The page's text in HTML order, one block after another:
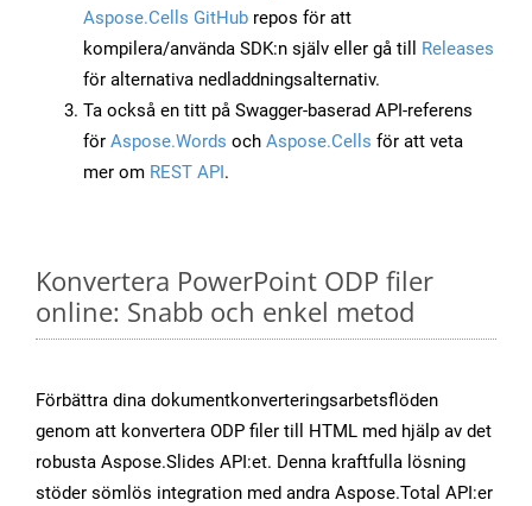
Aspose.Cells GitHub repos för att
kompilera/använda SDK:n själv eller gå till Releases
för alternativa nedladdningsalternativ.
Ta också en titt på Swagger-baserad API-referens
för Aspose.Words och Aspose.Cells för att veta
mer om REST API.
Konvertera PowerPoint ODP filer
online: Snabb och enkel metod
Förbättra dina dokumentkonverteringsarbetsflöden
genom att konvertera ODP filer till HTML med hjälp av det
robusta Aspose.Slides API:et. Denna kraftfulla lösning
stöder sömlös integration med andra Aspose.Total API:er